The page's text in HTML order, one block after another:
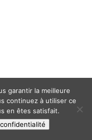
garantir la meilleure
continuez à utiliser ce
en êtes satisfait.